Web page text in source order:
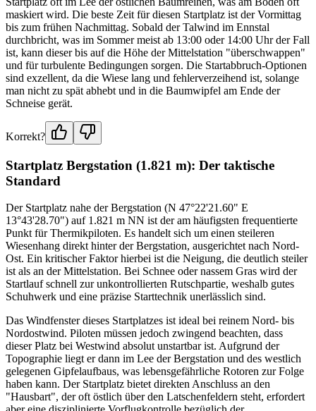
maskiert wird. Die beste Zeit für diesen Startplatz ist der Vormittag
bis zum frühen Nachmittag. Sobald der Talwind im Ennstal
durchbricht, was im Sommer meist ab 13:00 oder 14:00 Uhr der Fall
ist, kann dieser bis auf die Höhe der Mittelstation "überschwappen"
und für turbulente Bedingungen sorgen. Die Startabbruch-Optionen
sind exzellent, da die Wiese lang und fehlerverzeihend ist, solange
man nicht zu spät abhebt und in die Baumwipfel am Ende der
Schneise gerät.
Korrekt?
Startplatz Bergstation (1.821 m): Der taktische
Standard
Der Startplatz nahe der Bergstation (N 47°22'21.60" E
13°43'28.70") auf 1.821 m NN ist der am häufigsten frequentierte
Punkt für Thermikpiloten. Es handelt sich um einen steileren
Wiesenhang direkt hinter der Bergstation, ausgerichtet nach Nord-
Ost. Ein kritischer Faktor hierbei ist die Neigung, die deutlich steiler
ist als an der Mittelstation. Bei Schnee oder nassem Gras wird der
Startlauf schnell zur unkontrollierten Rutschpartie, weshalb gutes
Schuhwerk und eine präzise Starttechnik unerlässlich sind.
Das Windfenster dieses Startplatzes ist ideal bei reinem Nord- bis
Nordostwind. Piloten müssen jedoch zwingend beachten, dass
dieser Platz bei Westwind absolut unstartbar ist. Aufgrund der
Topographie liegt er dann im Lee der Bergstation und des westlich
gelegenen Gipfelaufbaus, was lebensgefährliche Rotoren zur Folge
haben kann. Der Startplatz bietet direkten Anschluss an den
"Hausbart", der oft östlich über den Latschenfeldern steht, erfordert